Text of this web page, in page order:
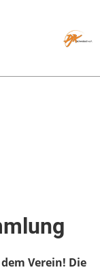
Verein! Die